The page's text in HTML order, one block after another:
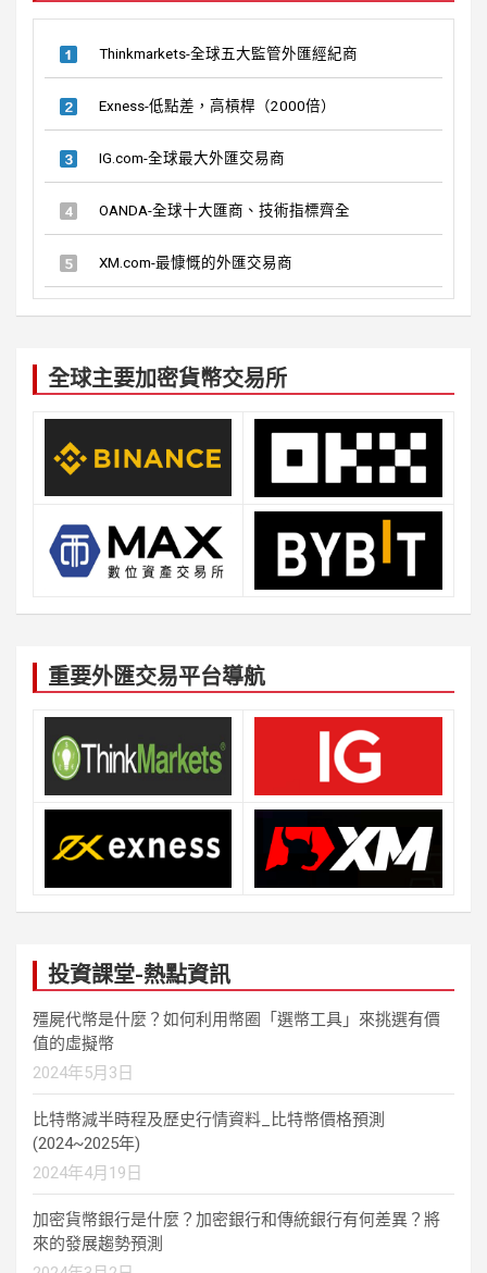
Thinkmarkets-全球五大監管外匯經紀商
Exness-低點差，高槓桿（2000倍）
IG.com-全球最大外匯交易商
OANDA-全球十大匯商、技術指標齊全
XM.com-最慷慨的外匯交易商
全球主要加密貨幣交易所
重要外匯交易平台導航
投資課堂-熱點資訊
殭屍代幣是什麼？如何利用幣圈「選幣工具」來挑選有價
值的虛擬幣
2024年5月3日
比特幣減半時程及歷史行情資料_比特幣價格預測
(2024~2025年)
2024年4月19日
加密貨幣銀行是什麼？加密銀行和傳統銀行有何差異？將
來的發展趨勢預測